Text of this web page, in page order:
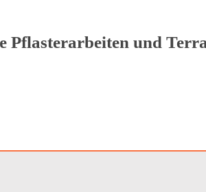
Pflasterarbeiten und